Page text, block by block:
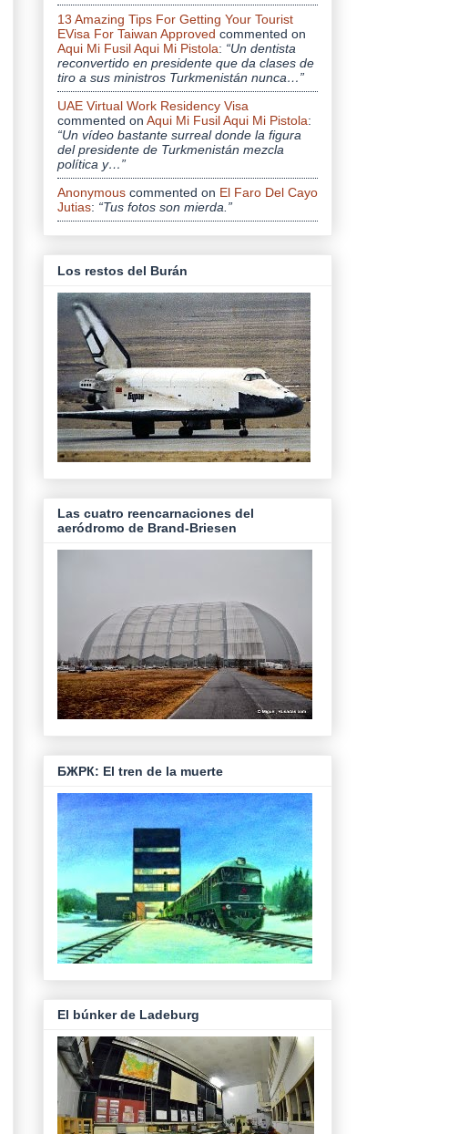
13 Amazing Tips For Getting Your Tourist
EVisa For Taiwan Approved commented on
Aqui Mi Fusil Aqui Mi Pistola: “Un dentista
reconvertido en presidente que da clases de
tiro a sus ministros Turkmenistán nunca…”
UAE Virtual Work Residency Visa
commented on Aqui Mi Fusil Aqui Mi Pistola:
“Un vídeo bastante surreal donde la figura
del presidente de Turkmenistán mezcla
política y…”
Anonymous commented on El Faro Del Cayo
Jutias: “Tus fotos son mierda.”
Los restos del Burán
Las cuatro reencarnaciones del
aeródromo de Brand-Briesen
БЖРК: El tren de la muerte
El búnker de Ladeburg